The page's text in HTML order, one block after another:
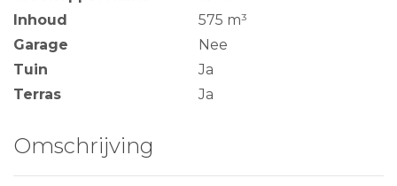
Inhoud
575 m³
Garage
Nee
Tuin
Ja
Terras
Ja
Omschrijving